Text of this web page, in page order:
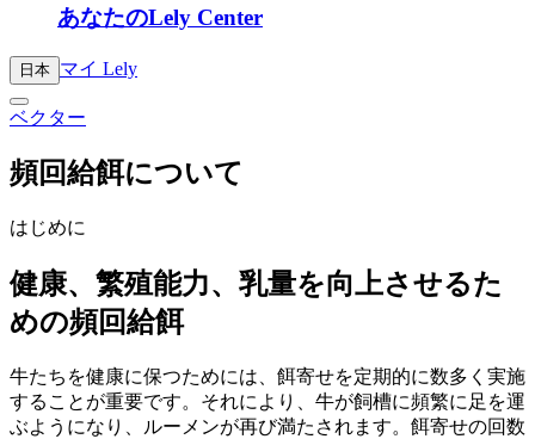
あなたのLely Center
日本 マイ Lely
ベクター
頻回給餌について
はじめに
健康、繁殖能力、乳量を向上させるた
めの頻回給餌
牛たちを健康に保つためには、餌寄せを定期的に数多く実施
することが重要です。それにより、牛が飼槽に頻繁に足を運
ぶようになり、ルーメンが再び満たされます。餌寄せの回数